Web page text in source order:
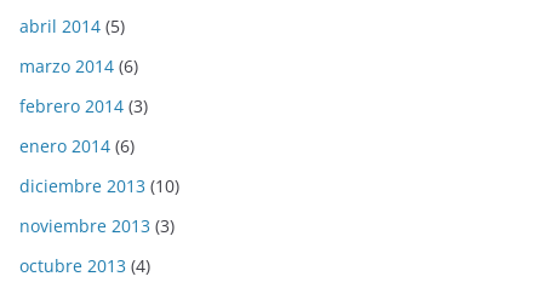
abril 2014 (5)
marzo 2014 (6)
febrero 2014 (3)
enero 2014 (6)
diciembre 2013 (10)
noviembre 2013 (3)
octubre 2013 (4)